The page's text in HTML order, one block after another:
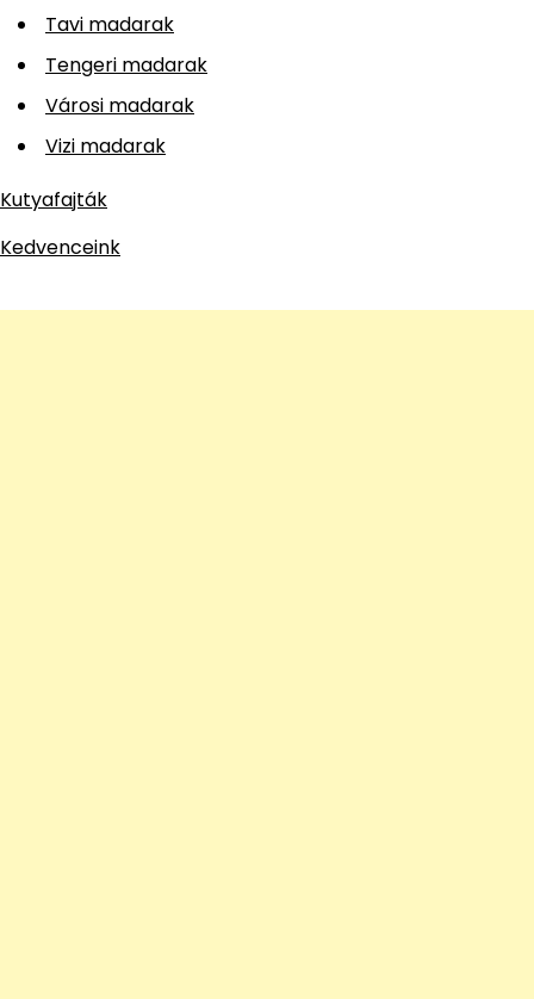
Tavi madarak
Tengeri madarak
Városi madarak
Vizi madarak
Kutyafajták
Kedvenceink